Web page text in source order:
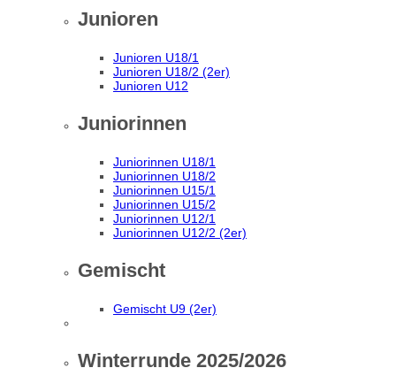
Junioren
Junioren U18/1
Junioren U18/2 (2er)
Junioren U12
Juniorinnen
Juniorinnen U18/1
Juniorinnen U18/2
Juniorinnen U15/1
Juniorinnen U15/2
Juniorinnen U12/1
Juniorinnen U12/2 (2er)
Gemischt
Gemischt U9 (2er)
Winterrunde 2025/2026